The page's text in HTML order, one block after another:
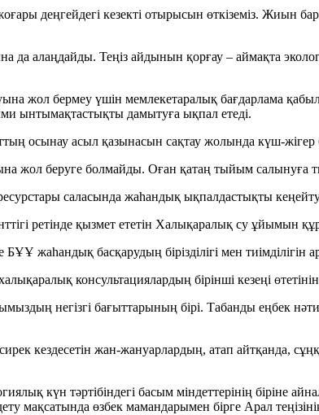
деңгейдегі кезекті отырысын өткіземіз. Жиын
да алаңдайды. Теңіз айдынын қорғау – аймақта
жол бермеу үшін мемлекетаралық бағдарлама
ынтымақтастықты дамытуға ықпал етеді.
осынау асыл қазынасын сақтау жолында күш-жігер
жол беруге болмайды. Оған қатаң тыйым салынуға
саласында жаһандық ықпалдастықты
ретінде қызмет ететін Халықаралық су ұйымын
БҰҰ жаһандық басқарудың бірізділігі мен
консультациялардың бірінші кезеңі
негізгі бағыттарының бірі. Табанды еңбек
сирек кездесетін жан-жануарлардың, атап
күн тәртібіндегі басым міндеттерінің біріне
мақсатында өзбек мамандарымен бірге Арал